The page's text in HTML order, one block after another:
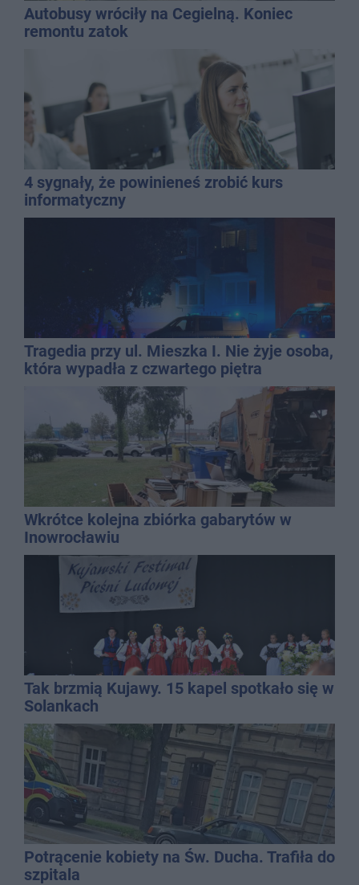
Autobusy wróciły na Cegielną. Koniec
remontu zatok
4 sygnały, że powinieneś zrobić kurs
informatyczny
Tragedia przy ul. Mieszka I. Nie żyje osoba,
która wypadła z czwartego piętra
Wkrótce kolejna zbiórka gabarytów w
Inowrocławiu
Tak brzmią Kujawy. 15 kapel spotkało się w
Solankach
Potrącenie kobiety na Św. Ducha. Trafiła do
szpitala